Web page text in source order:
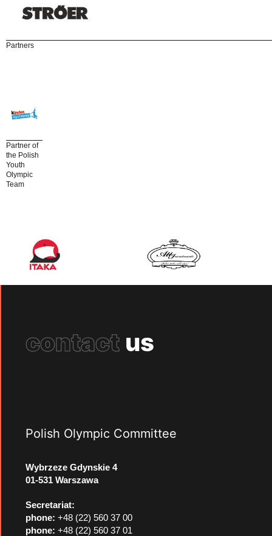
Partners
Partner of
the Polish
Youth
Olympic
Team
contact us
Polish Olympic Committee
Wybrzeze Gdynskie 4
01-531 Warszawa
Secretariat:
phone: +48 (22) 560 37 00
phone: +48 (22) 560 37 01